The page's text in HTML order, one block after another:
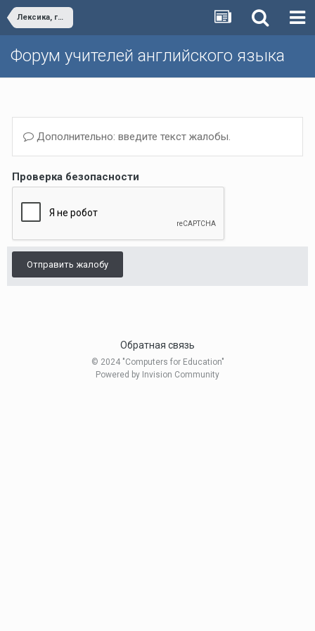
Лексика, грамматика, перевод/Teaching vocabulary, grammar and translation
Форум учителей английского языка
Дополнительно: введите текст жалобы.
Проверка безопасности
Отправить жалобу
Обратная связь
© 2024 "Computers for Education"
Powered by Invision Community